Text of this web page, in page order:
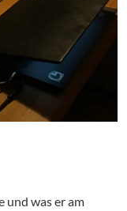
und was er am